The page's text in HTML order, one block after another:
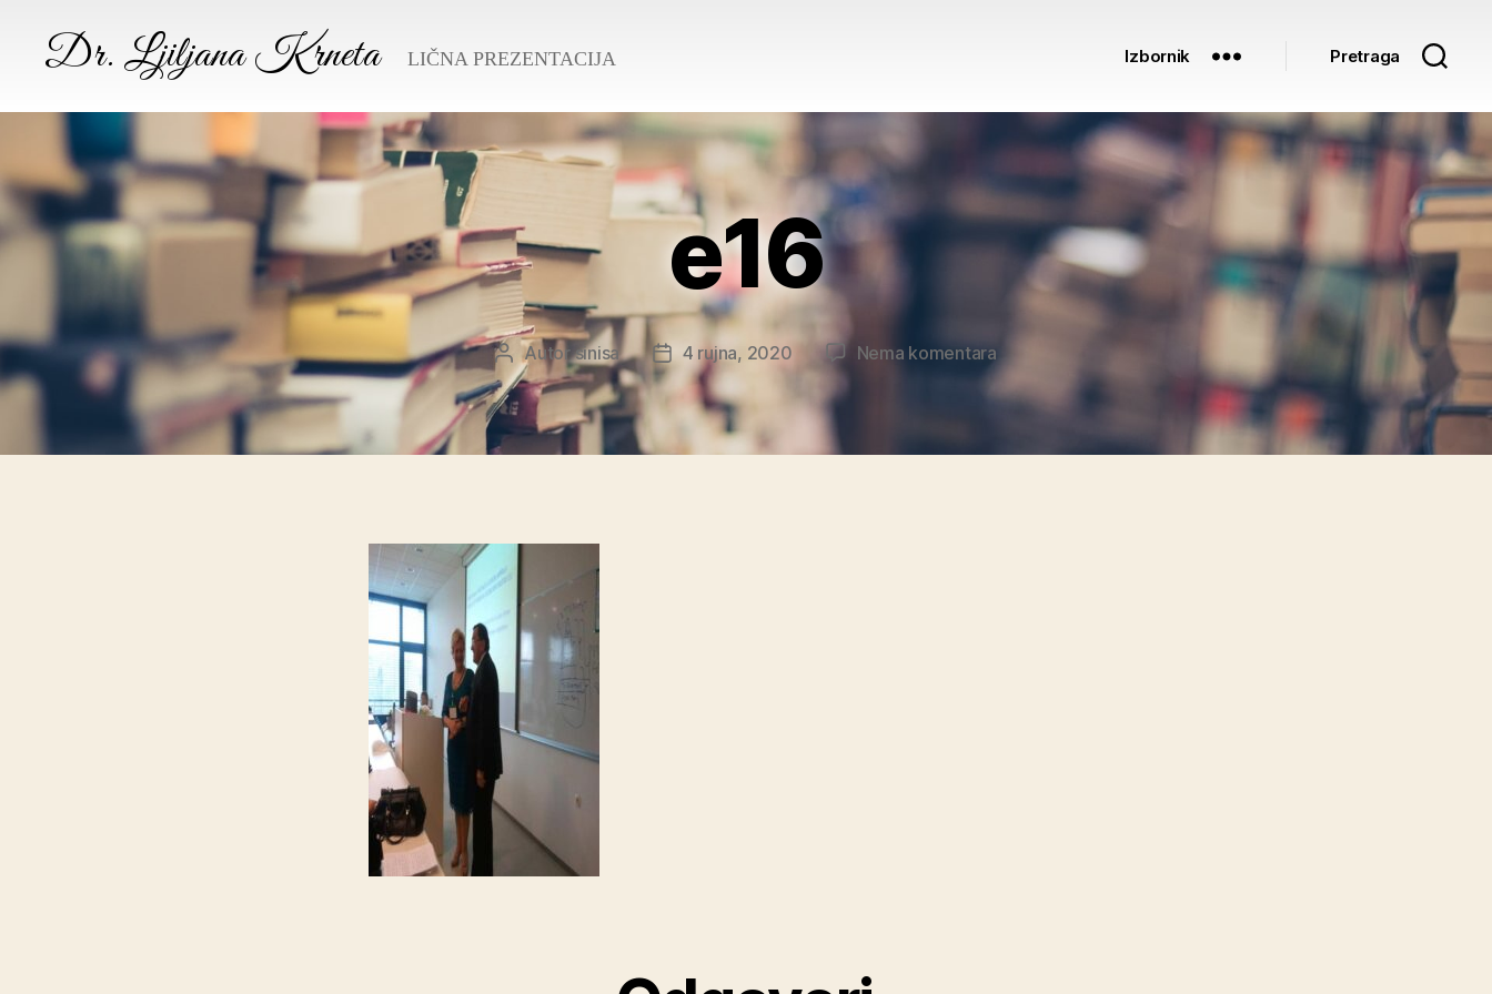
Dr. Ljiljana Krneta LIČNA PREZENTACIJA Izbornik Pretraga
e16
Autor
objave
Autorsinisa
Datum
objave
4 rujna, 2020 Nema komentarana
e16